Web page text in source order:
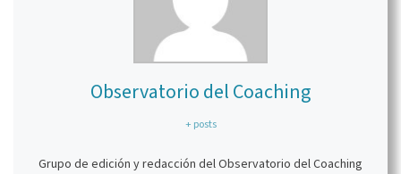
Observatorio del Coaching
+ posts
Grupo de edición y redacción del Observatorio del Coaching